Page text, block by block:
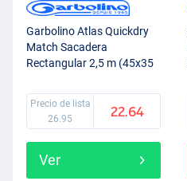
Garbolino Atlas Quickdry
Match Sacadera
Rectangular 2,5 m (45x35
Precio de lista
26.95
22.64
Ver